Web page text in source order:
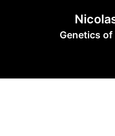
Genetics